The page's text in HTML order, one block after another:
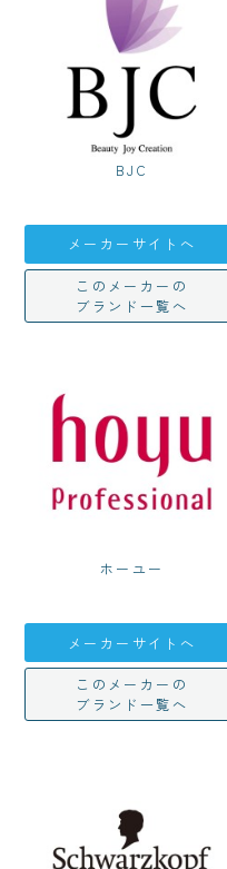
BJC
メーカーサイトへ
このメーカーの
ブランド一覧へ
ホーユー
メーカーサイトへ
このメーカーの
ブランド一覧へ